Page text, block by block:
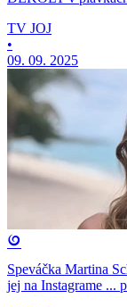
TV JOJ
•
09. 09. 2025
Speváčka Martina
jej na Instagrame ...